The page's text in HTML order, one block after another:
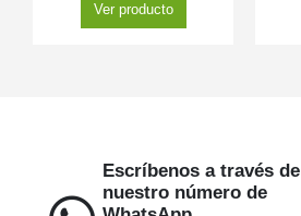
Ver producto
Escríbenos a través de
nuestro número de